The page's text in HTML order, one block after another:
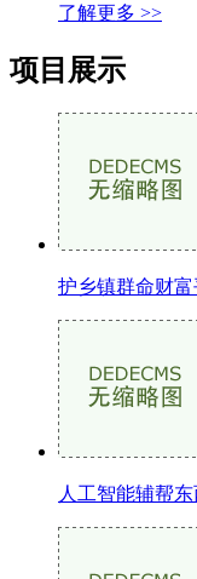
了解更多 >>
项目展示
护乡镇群命财
人工智能辅帮